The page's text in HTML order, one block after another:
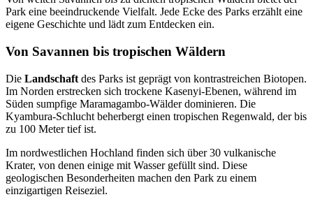
Park eine beeindruckende Vielfalt. Jede Ecke des Parks erzählt eine
eigene Geschichte und lädt zum Entdecken ein.
Von Savannen bis tropischen Wäldern
Die Landschaft des Parks ist geprägt von kontrastreichen Biotopen.
Im Norden erstrecken sich trockene Kasenyi-Ebenen, während im
Süden sumpfige Maramagambo-Wälder dominieren. Die
Kyambura-Schlucht beherbergt einen tropischen Regenwald, der bis
zu 100 Meter tief ist.
Im nordwestlichen Hochland finden sich über 30 vulkanische
Krater, von denen einige mit Wasser gefüllt sind. Diese
geologischen Besonderheiten machen den Park zu einem
einzigartigen Reiseziel.